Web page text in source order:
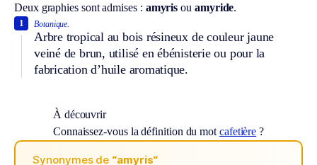
Deux graphies sont admises : amyris ou amyride.
Botanique.
Arbre tropical au bois résineux de couleur jaune
veiné de brun, utilisé en ébénisterie ou pour la
fabrication d’huile aromatique.
1
À découvrir
Connaissez-vous la définition du mot cafetière ?
Synonymes de “amyris“